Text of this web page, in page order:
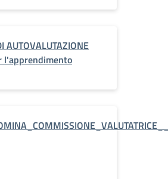
AUTOVALUTAZIONE
l'apprendimento